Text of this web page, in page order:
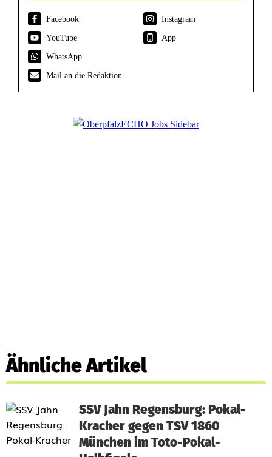
Facebook
Instagram
YouTube
App
WhatsApp
Mail an die Redaktion
Ähnliche Artikel
SSV Jahn Regensburg: Pokal-
Kracher gegen TSV 1860
München im Toto-Pokal-